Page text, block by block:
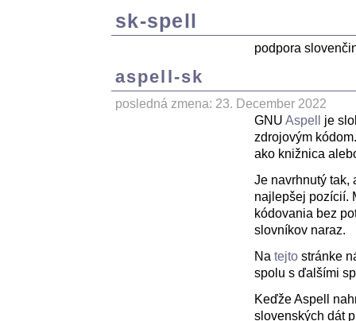
sk-spell
podpora
aspell-sk
posledná zmena: 23. December 2022
GNU Aspell
je
zdrojovým
ako knižnica
Je navrhnutý tak,
najlepšej pozícií.
kódovania bez
slovníkov naraz.
Na tejto stránke
spolu s ďalšími
Keďže Aspell
slovenských dát